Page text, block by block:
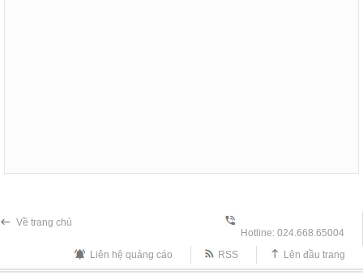
Về trang chủ
Hotline: 024.668.65004
Liên hệ quảng cáo
RSS Lên đầu trang